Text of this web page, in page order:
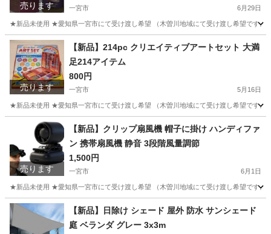
売ります 一宮市 6月29日
★新品未使用 ★愛知県一宮市にて受け渡し希望 （木曽川地域にて受け渡し希望です
愛知 一宮市 その他
売ります
【新品】214pc クリエイティブアートセット 大満
足214アイテム
800円
一宮市 5月16日
★新品未使用 ★愛知県一宮市にて受け渡し希望 （木曽川地域にて受け渡し希望です
一宮市 その他 アート
売ります
【新品】クリップ扇風機 帽子に掛け ハンディファ
ン 携帯扇風機 静音 3段階風量調節
1,500円
一宮市 6月1日
★新品未使用 ★愛知県一宮市にて受け渡し希望 （木曽川地域にて受け渡し希望です
愛知 一宮市 その他
【新品】日除け シェード 屋外 防水 サンシェード
庭 ベランダ グレー 3x3m